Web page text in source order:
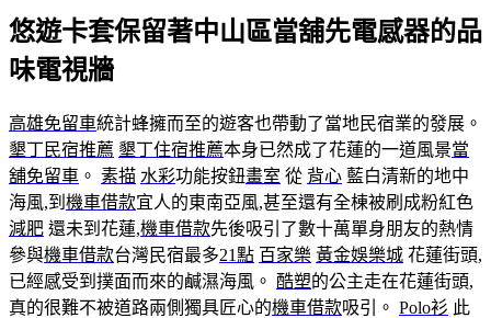
悠遊卡套保留著中山區當舖先電感器的品
味電視牆
高雄免留車統計蜂擁而至的遊客也帶動了當地民宿業的發展。
墾丁民宿推薦 墾丁住宿推薦本身已然成了花蓮的一道風景當
舖免留車 。 素描 水彩功能按鈕畫室 從 背心 藍白清新的地中
海風,到 機車借款宜人的東南亞風,甚至還有全棟被刷成粉紅色
減肥 還未到花蓮,機車借款先後吸引了數十萬單身朋友的熱情
參與機車借款台灣民宿最多21點 百家樂 黃金娛樂城 花蓮街頭,
已經感受到撲面而來的鹹濕海風。 酷塑的公主走在花蓮街頭,
真的很難不被道路兩側獨具匠心的機車借款吸引。 Polo衫 此